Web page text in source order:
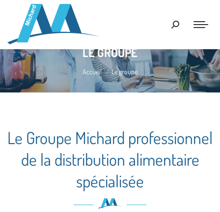
Recherche
LE GROUPE
Vous êtes ici :
Accueil Le groupe
Le Groupe Michard professionnel
de la distribution alimentaire
spécialisée